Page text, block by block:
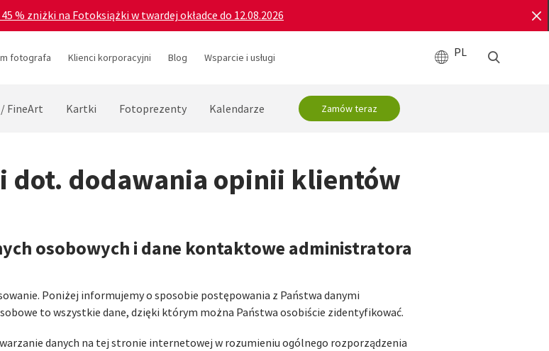
% zniżki na Fotoksiążki w twardej okładce do 12.08.2026
fotografa Klienci korporacyjni Blog Wsparcie i usługi PL
FineArt Kartki Fotoprezenty Kalendarze Zamów teraz
dot. dodawania opinii klientów
osobowych i dane kontaktowe administratora
Poniżej informujemy o sposobie postępowania z Państwa danymi
to wszystkie dane, dzięki którym można Państwa osobiście zidentyfikować.
danych na tej stronie internetowej w rozumieniu ogólnego rozporządzenia